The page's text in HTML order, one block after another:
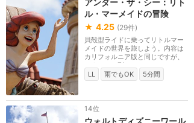
アンダー・ザ・シー：リト
ル・マーメイドの冒険
★ 4.25 (29件)
貝殻型ライドに乗ってリトルマー
メイドの世界を旅しよう。内容は
カリフォルニア版と同じですが、
スタンバイ列のエ...
LL
雨でもOK 5分間
14位
ウォルトディズニーワール